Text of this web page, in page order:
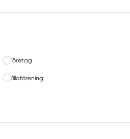
Företag
Villaförening